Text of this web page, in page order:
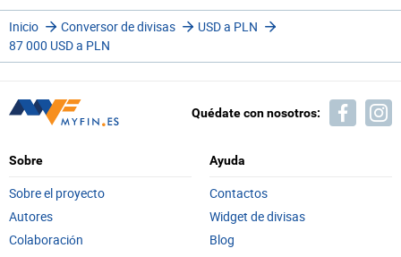
Inicio Conversor de divisas
USD a PLN
87 000 USD a PLN
Quédate con nosotros:
Sobre
Sobre el proyecto
Autores
Colaboración
Ayuda
Contactos
Widget de divisas
Blog